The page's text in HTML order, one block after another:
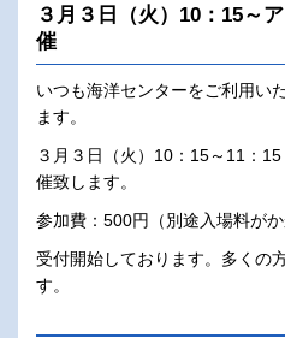
３月３日（火）10：15～
催
いつも海洋センターをご利用い
ます。
３月３日（火）10：15～11：
催致します。
参加費：500円（別途入場料がか
受付開始しております。多くの
す。